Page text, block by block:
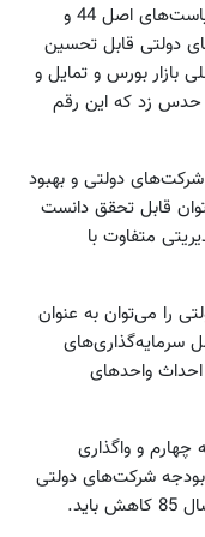
وی می‌افزاید: البته عزم دولت برای اجرای سیاست‌های اصل 44 و
دولتی قابل تحسین
بازار بورس و تمایل و
زد که این رقم
دولتی و بهبود
قابل تحقق دانست
متفاوت با
دولتی را می‌توان به عنوان
سرمایه‌گذاری‌های
واحدهای
چهارم و واگذاری
شرکت‌های دولتی